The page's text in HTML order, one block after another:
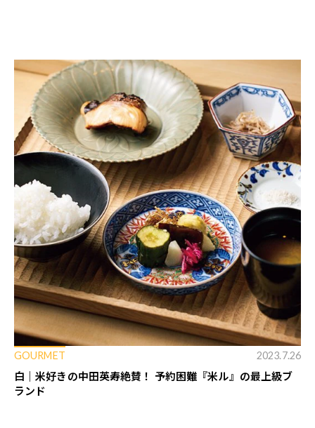
AKB48とともに受賞する。 10年、日本放送作家
協会の理事長と、日本音楽著作権協会
（JASRAC）理事に就任。 19年、「AI美空ひば
り」のために作詞した「あれから」が多くの人々
の感動を呼んだ。 アイドルグループ ”SKE48”
”SDN48” ”NMB48” ”HKT48” ”NGT48” の総合プロ
デューサーも務める。現在、作曲のみならず、音
楽プロデュースや、テレビドラマ・映画・CMや
ゲームの企画など、幅広い分野で活躍する。 著書
に、『象の背中』（扶桑社）、『企画脳』（PHP
文庫）などがある。
https://www.akb48.co.jp/about/akimoto/
GOURMET 2023.7.26
白｜米好きの中田英寿絶賛！ 予約困難『米ル』の最上級ブ
ランド